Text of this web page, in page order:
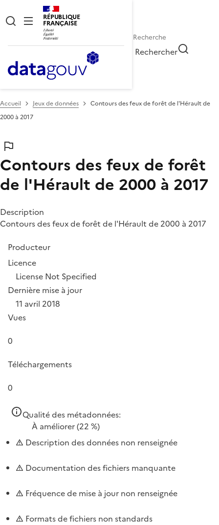
RÉPUBLIQUE
FRANÇAISE
Rechercher
Accueil Jeux de données
Contours des feux de forêt de l'Hérault de
2000 à 2017
Contours des feux de forêt
de l'Hérault de 2000 à 2017
Description
Contours des feux de forêt de l'Hérault de 2000 à 2017
Producteur
Licence
License Not Specified
Dernière mise à jour
11 avril 2018
Vues
0
Téléchargements
0
Qualité des métadonnées:
À améliorer(22 %)
Description des données non renseignée
Documentation des fichiers manquante
Fréquence de mise à jour non renseignée
Formats de fichiers non standards